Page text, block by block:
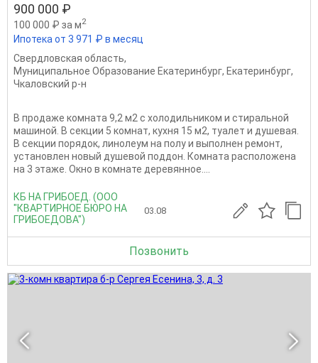
900 000 ₽
100 000 ₽ за м2
Ипотека от 3 971 ₽ в месяц
Свердловская область,
Муниципальное Образование Екатеринбург, Екатеринбург,
Чкаловский р-н
В продаже комната 9,2 м2 с холодильником и стиральной
машиной. В секции 5 комнат, кухня 15 м2, туалет и душевая.
В секции порядок, линолеум на полу и выполнен ремонт,
установлен новый душевой поддон. Комната расположена
на 3 этаже. Окно в комнате деревянное....
КБ НА ГРИБОЕД. (ООО
"КВАРТИРНОЕ БЮРО НА
ГРИБОЕДОВА")
03.08
Позвонить